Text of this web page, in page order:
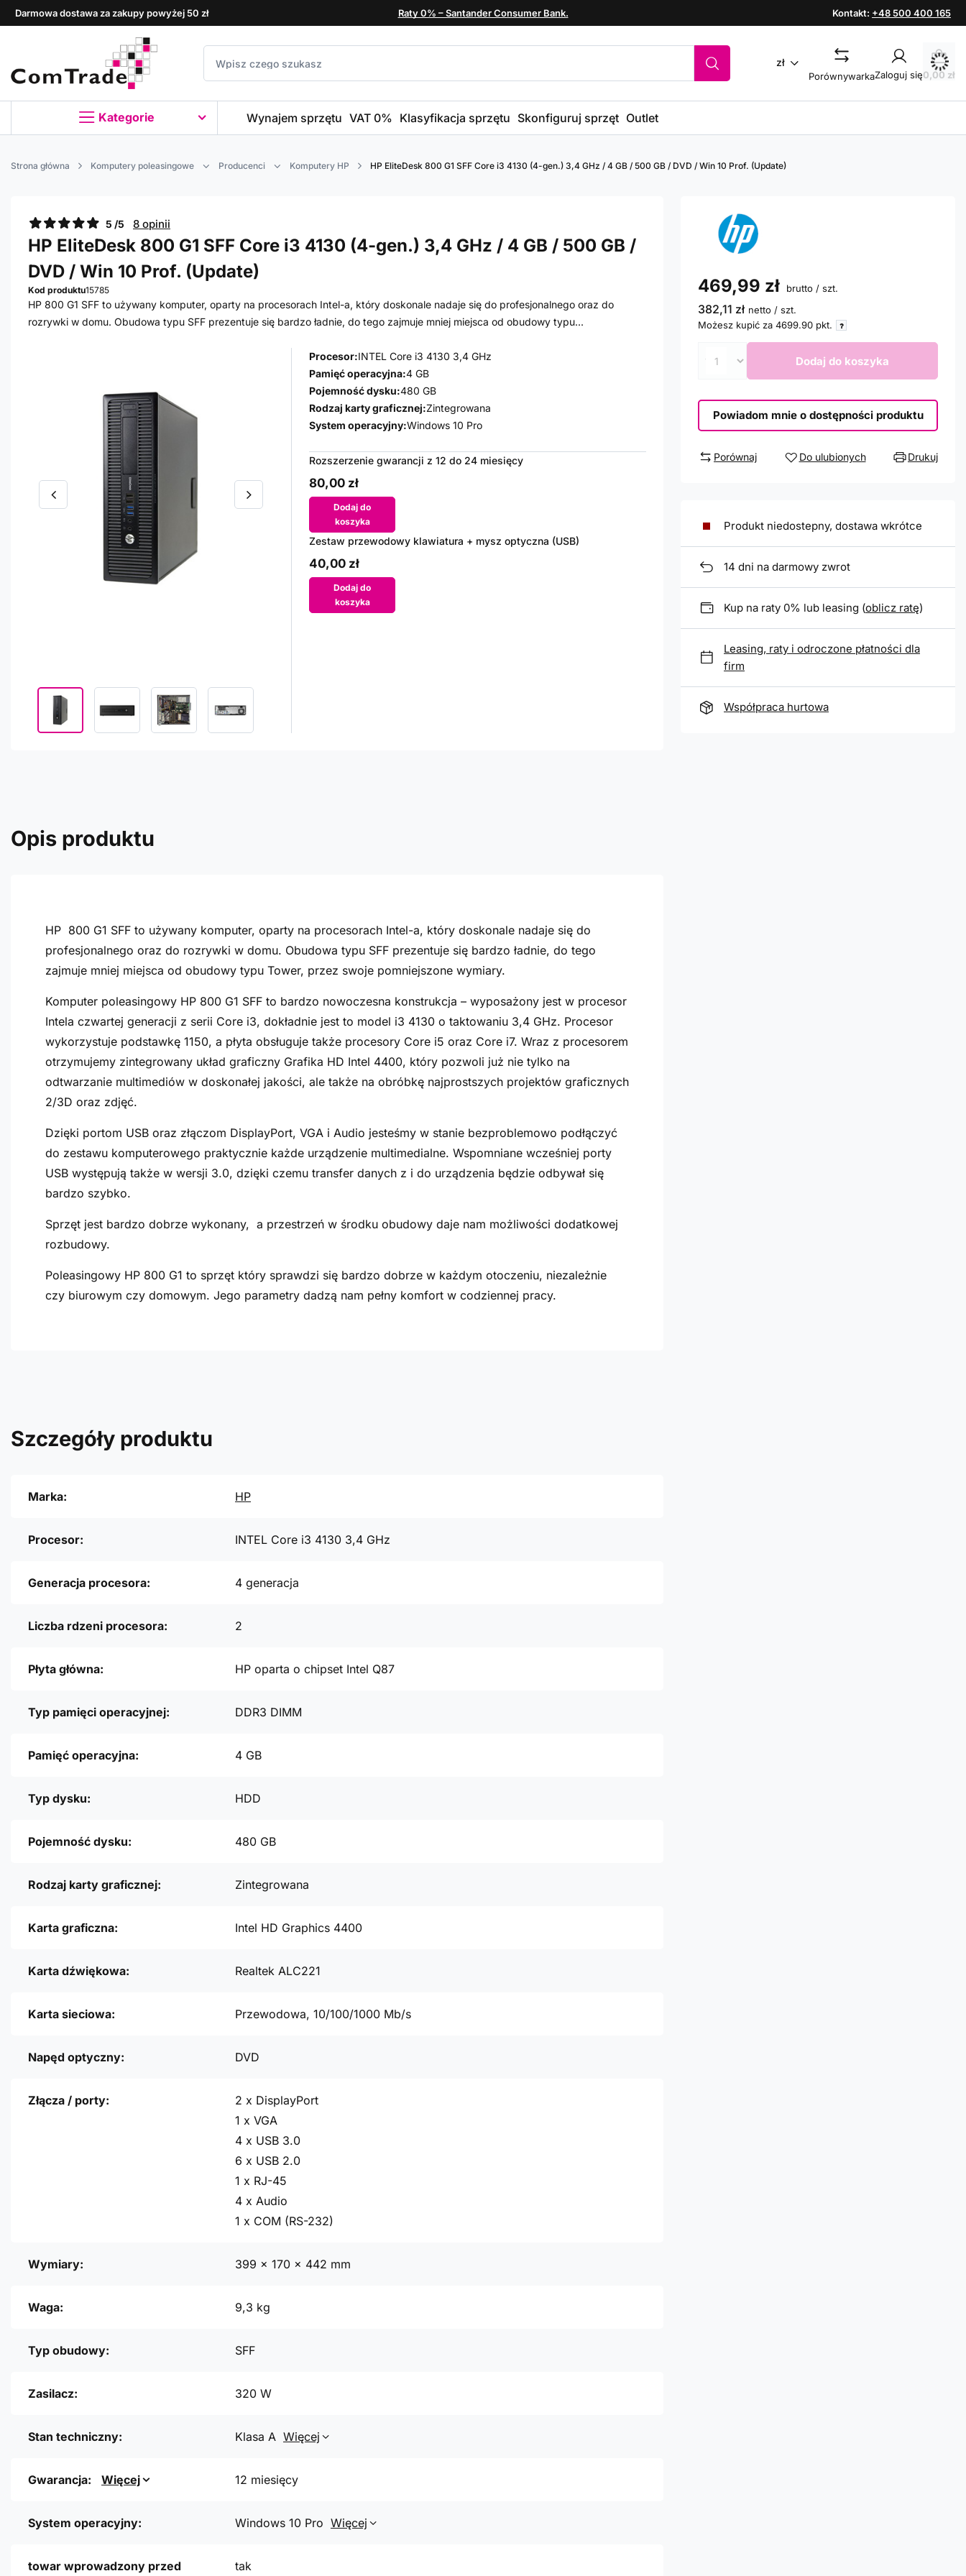
Darmowa dostawa za zakupy powyżej 50 zł Raty 0% – Santander Consumer Bank. Kontakt: +48 500 400 165
zł
PorównywarkaZaloguj się0,00 zł
Kategorie Wynajem sprzętu VAT 0% Klasyfikacja sprzętu Skonfiguruj sprzęt Outlet
Strona główna Komputery poleasingowe Producenci Komputery HP HP EliteDesk 800 G1 SFF Core i3 4130 (4-gen.) 3,4 GHz / 4 GB / 500 GB / DVD / Win 10 Prof. (Update)
5 /5 8 opinii
HP EliteDesk 800 G1 SFF Core i3 4130 (4-gen.) 3,4 GHz / 4 GB / 500 GB /
DVD / Win 10 Prof. (Update)
Kod produktu15785
HP 800 G1 SFF to używany komputer, oparty na procesorach Intel-a, który doskonale nadaje się do profesjonalnego oraz do
rozrywki w domu. Obudowa typu SFF prezentuje się bardzo ładnie, do tego zajmuje mniej miejsca od obudowy typu...
Procesor:INTEL Core i3 4130 3,4 GHz
Pamięć operacyjna:4 GB
Pojemność dysku:480 GB
Rodzaj karty graficznej:Zintegrowana
System operacyjny:Windows 10 Pro
Rozszerzenie gwarancji z 12 do 24 miesięcy
80,00 zł
Dodaj do
koszyka
Zestaw przewodowy klawiatura + mysz optyczna (USB)
40,00 zł
Dodaj do
koszyka
469,99 zł brutto / szt.
382,11 zł netto / szt.
Możesz kupić za 4699.90 pkt.
Dodaj do koszyka
Powiadom mnie o dostępności produktu
Porównaj Do ulubionych Drukuj
Produkt niedostepny, dostawa wkrótce
14 dni na darmowy zwrot
Kup na raty 0% lub leasing (oblicz ratę)
Leasing, raty i odroczone płatności dla
firm
Współpraca hurtowa
Opis produktu
HP 800 G1 SFF to używany komputer, oparty na procesorach Intel-a, który doskonale nadaje się do
profesjonalnego oraz do rozrywki w domu. Obudowa typu SFF prezentuje się bardzo ładnie, do tego
zajmuje mniej miejsca od obudowy typu Tower, przez swoje pomniejszone wymiary.
Komputer poleasingowy HP 800 G1 SFF to bardzo nowoczesna konstrukcja – wyposażony jest w procesor
Intela czwartej generacji z serii Core i3, dokładnie jest to model i3 4130 o taktowaniu 3,4 GHz. Procesor
wykorzystuje podstawkę 1150, a płyta obsługuje także procesory Core i5 oraz Core i7. Wraz z procesorem
otrzymujemy zintegrowany układ graficzny Grafika HD Intel 4400, który pozwoli już nie tylko na
odtwarzanie multimediów w doskonałej jakości, ale także na obróbkę najprostszych projektów graficznych
2/3D oraz zdjęć.
Dzięki portom USB oraz złączom DisplayPort, VGA i Audio jesteśmy w stanie bezproblemowo podłączyć
do zestawu komputerowego praktycznie każde urządzenie multimedialne. Wspomniane wcześniej porty
USB występują także w wersji 3.0, dzięki czemu transfer danych z i do urządzenia będzie odbywał się
bardzo szybko.
Sprzęt jest bardzo dobrze wykonany, a przestrzeń w środku obudowy daje nam możliwości dodatkowej
rozbudowy.
Poleasingowy HP 800 G1 to sprzęt który sprawdzi się bardzo dobrze w każdym otoczeniu, niezależnie
czy biurowym czy domowym. Jego parametry dadzą nam pełny komfort w codziennej pracy.
Szczegóły produktu
Marka: HP
Procesor: INTEL Core i3 4130 3,4 GHz
Generacja procesora: 4 generacja
Liczba rdzeni procesora: 2
Płyta główna: HP oparta o chipset Intel Q87
Typ pamięci operacyjnej: DDR3 DIMM
Pamięć operacyjna: 4 GB
Typ dysku: HDD
Pojemność dysku: 480 GB
Rodzaj karty graficznej: Zintegrowana
Karta graficzna: Intel HD Graphics 4400
Karta dźwiękowa: Realtek ALC221
Karta sieciowa: Przewodowa, 10/100/1000 Mb/s
Napęd optyczny: DVD
Złącza / porty:
2 x DisplayPort
1 x VGA
4 x USB 3.0
6 x USB 2.0
1 x RJ-45
4 x Audio
1 x COM (RS-232)
Wymiary: 399 x 170 x 442 mm
Waga: 9,3 kg
Typ obudowy: SFF
Zasilacz: 320 W
Stan techniczny: Klasa A Więcej
Gwarancja: Więcej 12 miesięcy
System operacyjny: Windows 10 Pro Więcej
towar wprowadzony przed tak